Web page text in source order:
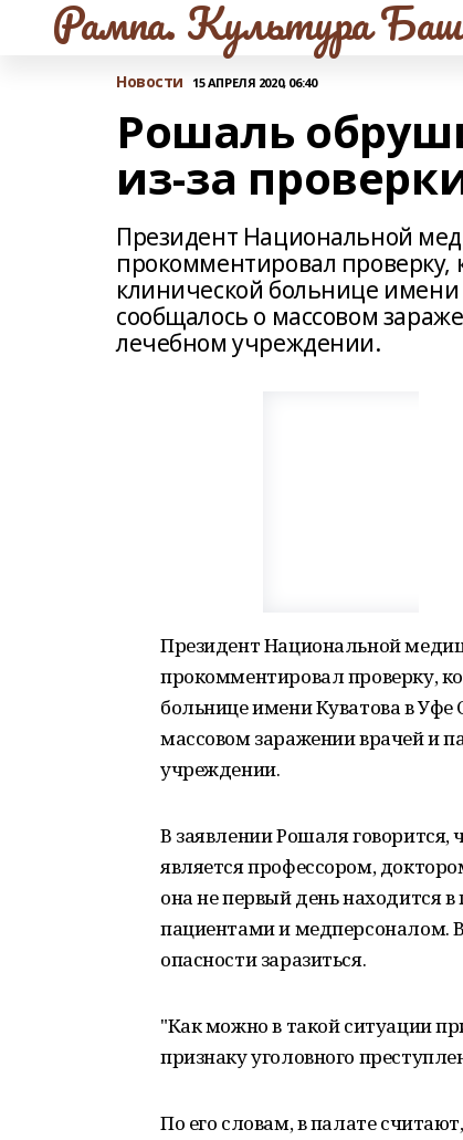
Рампа. Культура
Новости 15 АПРЕЛЯ 2020, 06:40
Рошаль
из-за
Президент Национальной
прокомментировал проверку,
клинической больнице имени
сообщалось о массовом
лечебном учреждении.
Президент Национальной
прокомментировал проверку,
больнице имени Куватова в
массовом заражении врачей и
учреждении.
В заявлении Рошаля
является профессором,
она не первый день находится
пациентами и медперсоналом.
опасности заразиться.
"Как можно в такой ситуации
признаку уголовного
По его словам, в палате